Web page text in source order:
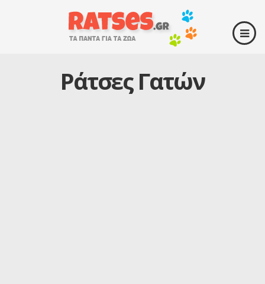
Ράτσες Γατών